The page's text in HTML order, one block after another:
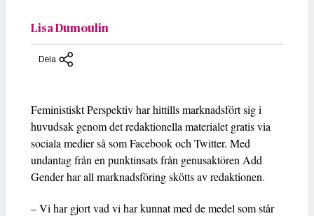
Lisa Dumoulin
Dela
Feministiskt Perspektiv har hittills marknadsfört sig i
huvudsak genom det redaktionella materialet gratis via
sociala medier så som Facebook och Twitter. Med
undantag från en punktinsats från genusaktören Add
Gender har all marknadsföring skötts av redaktionen.
– Vi har gjort vad vi har kunnat med de medel som står